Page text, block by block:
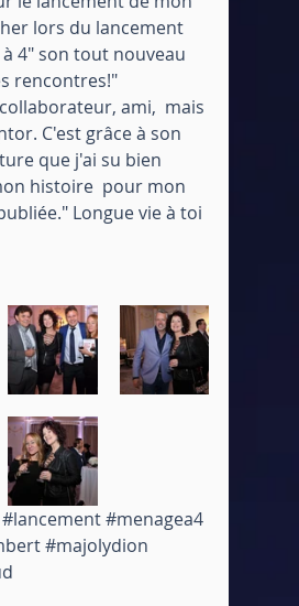
lors du lancement
à 4" son tout nouveau
rencontres!"
ami,  mais
C'est grâce à son
que j'ai su bien
histoire  pour mon
Longue vie à toi
#lancement#menagea4
#majolydion